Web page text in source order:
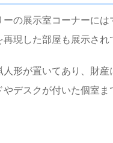
ーの展示室コーナーに
現した部屋も展示され
人形が置いてあり、財
やデスクが付いた個室